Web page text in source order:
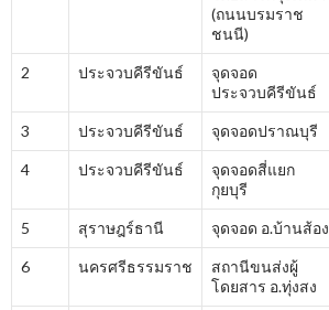
(ถนนบรมราช
ชนนี)
2 ประจวบคีรีขันธ์
จุดจอด
ประจวบคีรีขันธ์
3 ประจวบคีรีขันธ์ จุดจอดปราณบุรี
4 ประจวบคีรีขันธ์
จุดจอดสี่แยก
กุยบุรี
5 สุราษฎร์ธานี จุดจอด อ.บ้านส้อง
6 นครศรีธรรมราช
สถานีขนส่งผู้
โดยสาร อ.ทุ่งสง